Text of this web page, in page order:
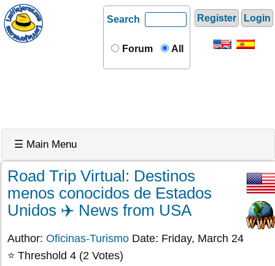
Register Login
Search
Forum All
☰ Main Menu
Road Trip Virtual: Destinos
menos conocidos de Estados
Unidos ✈️ News from USA
Author: Oficinas-Turismo Date: Friday, March 24
⭐ Threshold 4 (2 Votes)